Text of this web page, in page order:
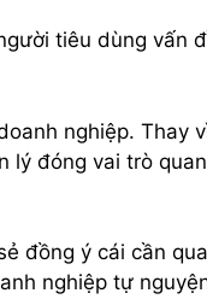
tiêu dùng vấn
nghiệp. Thay
lý đóng vai trò
đồng ý cái cần
nghiệp tự